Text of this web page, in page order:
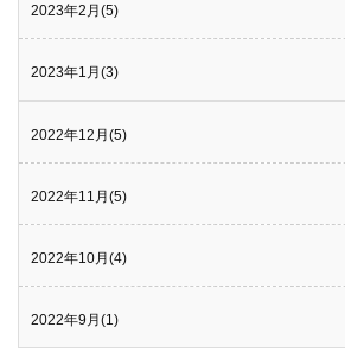
2023年2月(5)
2023年1月(3)
2022年12月(5)
2022年11月(5)
2022年10月(4)
2022年9月(1)